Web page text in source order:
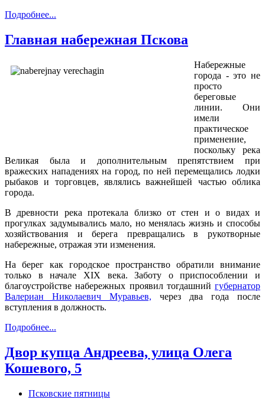
Подробнее...
Главная набережная Пскова
Набережные
города - это не
просто
береговые
линии. Они
имели
практическое
применение,
поскольку река
Великая была и дополнительным препятствием при
вражеских нападениях на город, по ней перемещались лодки
рыбаков и торговцев, являлись важнейшей частью облика
города.
В древности река протекала близко от стен и о видах и
прогулках задумывались мало, но менялась жизнь и способы
хозяйствования и берега превращались в рукотворные
набережные, отражая эти изменения.
На берег как городское пространство обратили внимание
только в начале XIX века. Заботу о приспособлении и
благоустройстве набережных проявил тогдашний губернатор
Валериан Николаевич Муравьев, через два года после
вступления в должность.
Подробнее...
Двор купца Андреева, улица Олега
Кошевого, 5
Псковские пятницы